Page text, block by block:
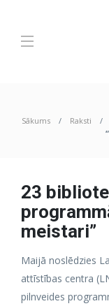
Sākums Raksti
23
meistari”
Maijā noslēdzies
attīstības centra
pilnveides